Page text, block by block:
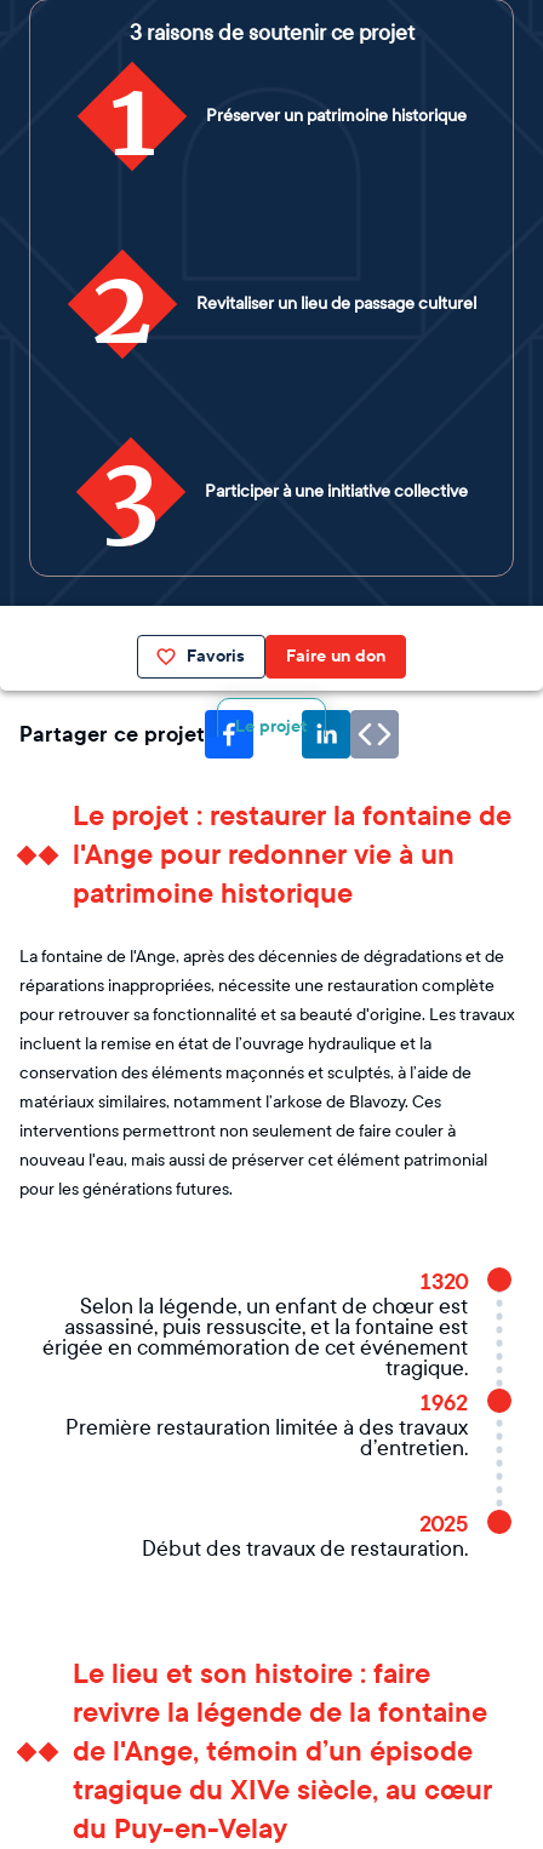
3 raisons de soutenir ce projet
1 Préserver un patrimoine historique
2 Revitaliser un lieu de passage culturel
3 Participer à une initiative collective
Favoris Faire un don
Le projet
Partager ce projet
Le projet : restaurer la fontaine de
l'Ange pour redonner vie à un
patrimoine historique
La fontaine de l'Ange, après des décennies de dégradations et de
réparations inappropriées, nécessite une restauration complète
pour retrouver sa fonctionnalité et sa beauté d'origine. Les travaux
incluent la remise en état de l’ouvrage hydraulique et la
conservation des éléments maçonnés et sculptés, à l’aide de
matériaux similaires, notamment l’arkose de Blavozy. Ces
interventions permettront non seulement de faire couler à
nouveau l'eau, mais aussi de préserver cet élément patrimonial
pour les générations futures.
1320
Selon la légende, un enfant de chœur est
assassiné, puis ressuscite, et la fontaine est
érigée en commémoration de cet événement
tragique.
1962
Première restauration limitée à des travaux
d’entretien.
2025
Début des travaux de restauration.
Le lieu et son histoire : faire
revivre la légende de la fontaine
de l'Ange, témoin d’un épisode
tragique du XIVe siècle, au cœur
du Puy-en-Velay